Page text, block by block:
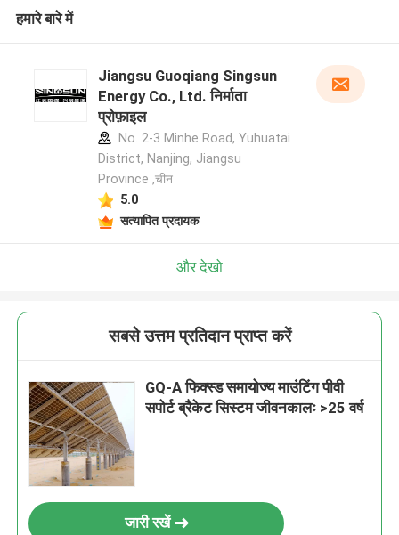
हमारे बारे में
Jiangsu Guoqiang Singsun
Energy Co., Ltd. निर्माता
प्रोफ़ाइल
No. 2-3 Minhe Road, Yuhuatai
District, Nanjing, Jiangsu
Province ,चीन
5.0
सत्यापित प्रदायक
और देखो
सबसे उत्तम प्रतिदान प्राप्त करें
GQ-A फिक्स्ड समायोज्य माउंटिंग पीवी
सपोर्ट ब्रैकेट सिस्टम जीवनकालः >25 वर्ष
जारी रखें